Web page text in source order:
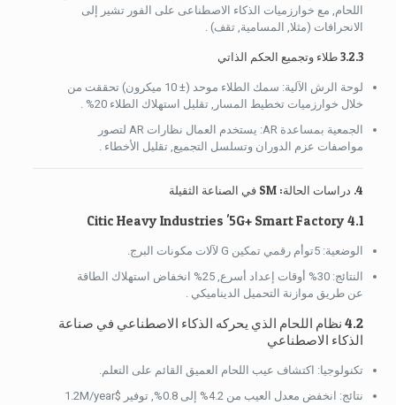
اللحام, مع خوارزميات الذكاء الاصطناعى على الفور تشير إلى
الانحرافات (مثلا, المسامية, تقف) .
3.2.3 طلاء وتجميع الحكم الذاتي
لوحة الرش الآلية: سمك الطلاء موحد (± 10 ميكرون) تحققت من
خلال خوارزميات تخطيط المسار, تقليل استهلاك الطلاء 20% .
الجمعية بمساعدة AR: يستخدم العمال نظارات AR لتصور
مواصفات عزم الدوران وتسلسل التجميع, تقليل الأخطاء .
4. دراسات الحالة: SM في الصناعة الثقيلة
4.1 Citic Heavy Industries '5G+ Smart Factory
الوضعية: 5توأم رقمي تمكين G لآلات مكونات البرج.
النتائج: 30% أوقات إعداد أسرع, 25% انخفاض استهلاك الطاقة
عن طريق موازنة التحميل الديناميكي .
4.2 نظام اللحام الذي يحركه الذكاء الاصطناعي في صناعة
الذكاء الاصطناعي
تكنولوجيا: اكتشاف عيب اللحام العميق القائم على التعلم.
نتائج: انخفض معدل العيب من 4.2% إلى 0.8%, توفير
$1.2M/year